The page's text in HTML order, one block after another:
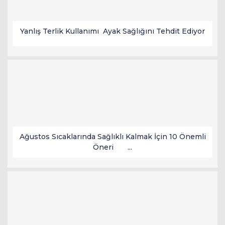
Yanlış Terlik Kullanımı Ayak Sağlığını Tehdit Ediyor
Ağustos Sıcaklarında Sağlıklı Kalmak İçin 10 Önemli
Öneri ...